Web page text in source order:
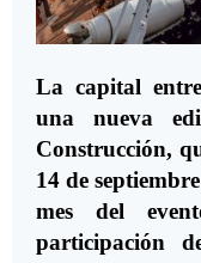
La capital
una nueva
Construcción,
14 de
mes del
participación